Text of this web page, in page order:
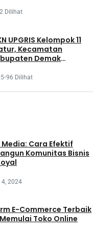
Dilihat
UPGRIS Kelompok 11
Kecamatan
Demak
Lahan
•96 Dilihat
Cara Efektif
Komunitas Bisnis
4, 2024
E-Commerce Terbaik
Toko Online